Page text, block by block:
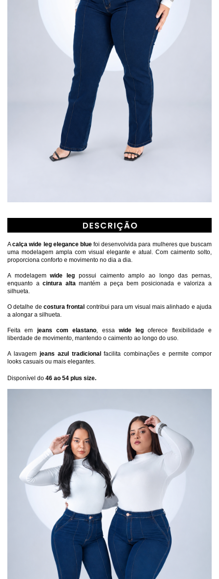
A calça wide leg elegance blue foi desenvolvida para mulheres que buscam
uma modelagem ampla com visual elegante e atual. Com caimento solto,
proporciona conforto e movimento no dia a dia.
A modelagem wide leg possui caimento amplo ao longo das pernas,
enquanto a cintura alta mantém a peça bem posicionada e valoriza a
silhueta.
O detalhe de costura frontal contribui para um visual mais alinhado e ajuda
a alongar a silhueta.
Feita em jeans com elastano, essa wide leg oferece flexibilidade e
liberdade de movimento, mantendo o caimento ao longo do uso.
A lavagem jeans azul tradicional facilita combinações e permite compor
looks casuais ou mais elegantes.
Disponível do 46 ao 54 plus size.